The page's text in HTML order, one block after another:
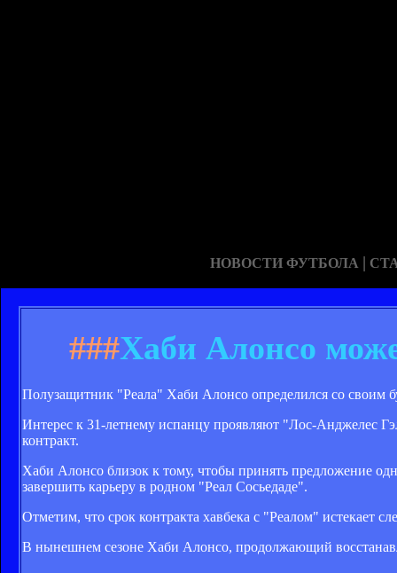
НОВОСТИ ФУТБОЛА |
###Хаби Алонсо
Полузащитник "Реала" Хаби Алонсо определился со своим
Интерес к 31-летнему испанцу проявляют "Лос-Анджелес
контракт.
Хаби Алонсо близок к тому, чтобы принять предложение
завершить карьеру в родном "Реал Сосьедаде".
Отметим, что срок контракта хавбека с "Реалом" истекает
В нынешнем сезоне Хаби Алонсо, продолжающий